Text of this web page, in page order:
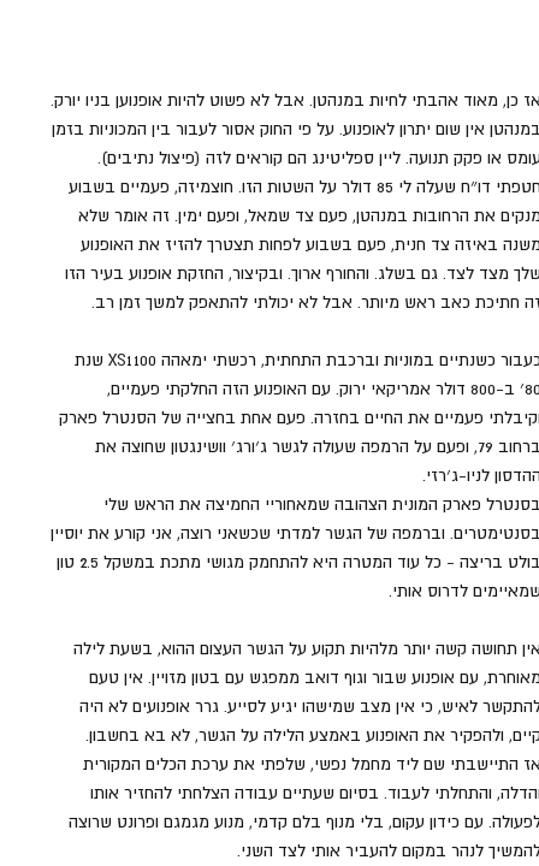
כן, מאוד אהבתי לחיות במנהטן. אבל לא פשוט להיות אופנוען בניו יורק.
אין שום יתרון לאופנוע. על פי החוק אסור לעבור בין המכוניות בזמן
או פקק תנועה. ליין ספליטינג הם קוראים לזה (פיצול נתיבים).
חטפתי דו״ח שעלה לי 85 דולר על השטות הזו. חוצמיזה, פעמיים בשבוע
את הרחובות במנהטן, פעם צד שמאל, ופעם ימין. זה אומר שלא
באיזה צד חנית, פעם בשבוע לפחות תצטרך להזיז את האופנוע
מצד לצד. גם בשלג. והחורף ארוך. ובקיצור, החזקת אופנוע בעיר הזו
חתיכת כאב ראש מיותר. אבל לא יכולתי להתאפק למשך זמן רב.
כעבור כשנתיים במוניות וברכבת התחתית, רכשתי ימאהה XS1100 שנת
80׳ ב-800 דולר אמריקאי ירוק. עם האופנוע הזה החלקתי פעמיים,
פעמיים את החיים בחזרה. פעם אחת בחצייה של הסנטרל פארק
ברחוב 79, ופעם על הרמפה שעולה לגשר ג׳ורג׳ וושינגטון שחוצה את
לניו-ג׳רזי.
פארק המונית הצהובה שמאחוריי החמיצה את הראש שלי
וברמפה של הגשר למדתי שכשאני רוצה, אני קורע את יוסיין
בולט בריצה - כל עוד המטרה היא להתחמק מגושי מתכת במשקל 2.5 טון
לדרוס אותי.
תחושה קשה יותר מלהיות תקוע על הגשר העצום ההוא, בשעת לילה
עם אופנוע שבור וגוף דואב ממפגש עם בטון מזויין. אין טעם
לאיש, כי אין מצב שמישהו יגיע לסייע. גרר אופנועים לא היה
ולהפקיר את האופנוע באמצע הלילה על הגשר, לא בא בחשבון.
התיישבתי שם ליד מחמל נפשי, שלפתי את ערכת הכלים המקורית
והתחלתי לעבוד. בסיום שעתיים עבודה הצלחתי להחזיר אותו
עם כידון עקום, בלי מנוף בלם קדמי, מנוע מגמגם ופרונט שרוצה
לנהר במקום להעביר אותי לצד השני.